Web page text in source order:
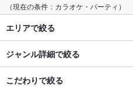
（現在の条件：カラオケ・パーティ）
エリアで絞る
ジャンル詳細で絞る
こだわりで絞る